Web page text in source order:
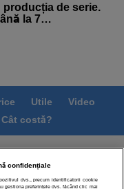
de serie.
la 7…
Utile
Video
Cât costă?
confidentialitate
confidențiale
dvs., precum identificatorii cookie
gestiona preferințele dvs. făcând clic mai